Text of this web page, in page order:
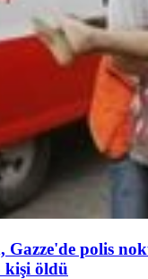
polis
kişi öldü